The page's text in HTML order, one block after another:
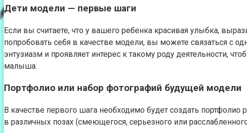
Дети модели — первые шаги
Если вы считаете, что у вашего ребенка красивая улыбка,
попробовать себя в качестве модели, вы можете связаться с
энтузиазм и проявляет интерес к такому роду деятельности,
малыша.
Портфолио или набор фотографий будущей модели
В качестве первого шага необходимо будет создать
в различных позах (смеющегося, серьезного или